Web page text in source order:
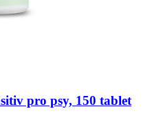
pro psy, 150 tablet